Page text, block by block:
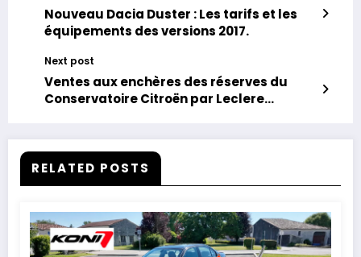
Nouveau Dacia Duster : Les tarifs et les
équipements des versions 2017.
Next post
Ventes aux enchères des réserves du
Conservatoire Citroën par Leclere
RELATED POSTS